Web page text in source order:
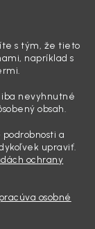
s tým, že tieto
napríklad s
nevyhnutné
obsah.
a
upraviť.
ochrany
osobné
v čerstvo
vás ide poraziť. V
na vás stále
kapota. Pre
košíku spočítate
...